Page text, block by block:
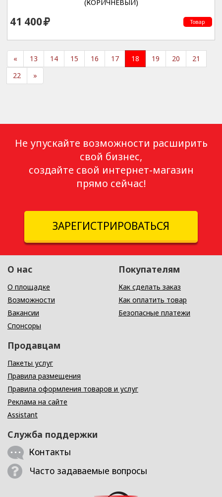
(КОРИЧНЕВЫЙ)
41 400 Товар
« 13 14 15 16 17 18 19 20
21
22
»
Не упускайте возможности расширить
свой бизнес,
создайте свой интернет-магазин
прямо сейчас!
ЗАРЕГИСТРИРОВАТЬСЯ
О нас
О площадке
Возможности
Вакансии
Спонсоры
Покупателям
Как сделать заказ
Как оплатить товар
Безопасные платежи
Продавцам
Пакеты услуг
Правила размещения
Правила оформления товаров и услуг
Реклама на сайте
Assistant
Служба поддержки
Контакты
Часто задаваемые вопросы